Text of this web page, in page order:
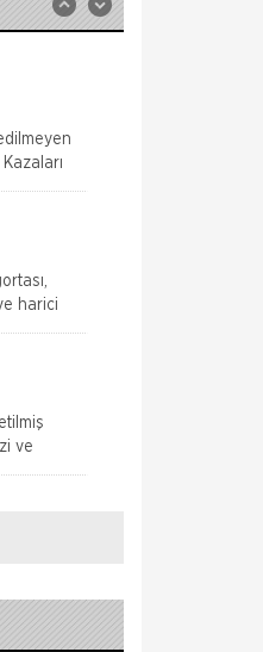
harici
bedensel
ve
bir
hasara